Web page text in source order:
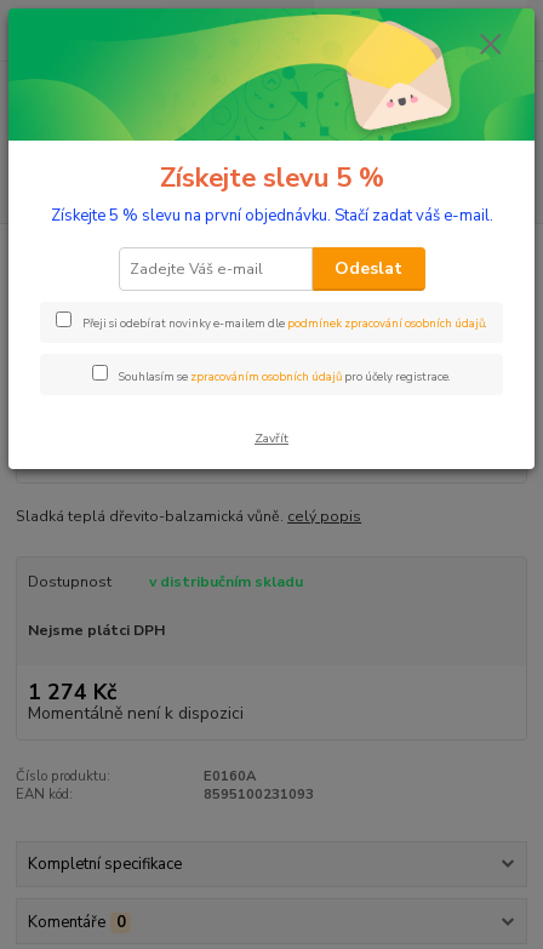
Menu
(Po-Pá, 10-17 hod.)
ks
0 Kč
Aromaterapie Vzácné éterické oleje Santal 5 ml
Santal 5 ml
Sladká teplá dřevito-balzamická vůně. celý popis
Dostupnost v distribučním skladu
Nejsme plátci DPH
1 274 Kč
Momentálně není k dispozici
Číslo produktu:
E0160A
EAN kód:
8595100231093
Kompletní specifikace
Komentáře 0
Získejte slevu 5 %
Získejte 5 % slevu na první objednávku. Stačí zadat váš e-mail.
Odeslat
Přeji si odebírat novinky e-mailem dle podmínek zpracování osobních údajů.
Souhlasím se zpracováním osobních údajů pro účely registrace.
Zavřít